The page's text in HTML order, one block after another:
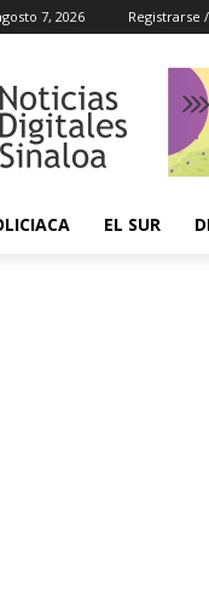
7, 2026 Registrarse
EL SUR